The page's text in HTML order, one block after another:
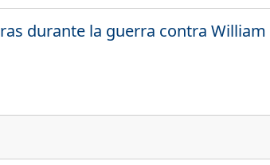
durante la guerra contra William